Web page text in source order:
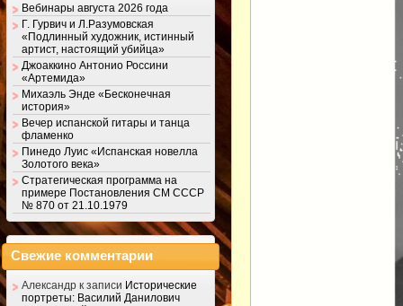
Вебинары августа 2026 года
Г. Гурвич и Л.Разумовская
«Подлинный художник, истинный
артист, настоящий убийца»
Джоаккино Антонио Россини
«Артемида»
Михаэль Энде «Бесконечная
история»
Вечер испанской гитары и танца
фламенко
Пинедо Луис «Испанская новелла
Золотого века»
Стратегическая программа на
примере Постановления СМ СССР
№ 870 от 21.10.1979
Свежие комментарии
Александр к записи Исторические
портреты: Василий Данилович